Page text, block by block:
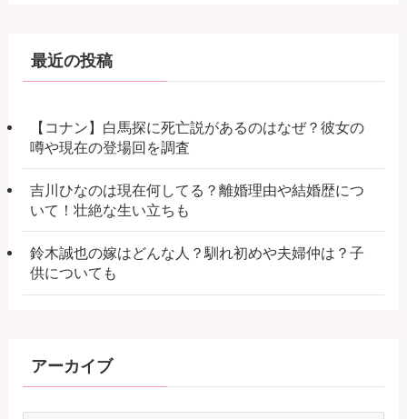
最近の投稿
【コナン】白馬探に死亡説があるのはなぜ？彼女の
噂や現在の登場回を調査
吉川ひなのは現在何してる？離婚理由や結婚歴につ
いて！壮絶な生い立ちも
鈴木誠也の嫁はどんな人？馴れ初めや夫婦仲は？子
供についても
アーカイブ